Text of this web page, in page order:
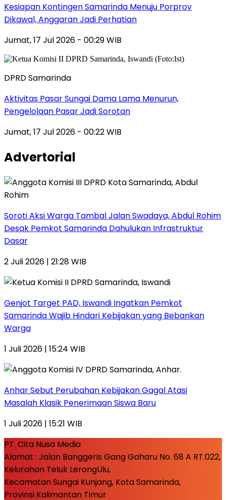
Kesiapan Kontingen Samarinda Menuju Porprov
Dikawal, Anggaran Jadi Perhatian
Jumat, 17 Jul 2026 - 00:29 WIB
DPRD Samarinda
Aktivitas Pasar Sungai Dama Lama Menurun,
Pengelolaan Pasar Jadi Sorotan
Jumat, 17 Jul 2026 - 00:22 WIB
Advertorial
Soroti Aksi Warga Tambal Jalan Swadaya, Abdul Rohim
Desak Pemkot Samarinda Dahulukan Infrastruktur
Dasar
2 Juli 2026 | 21:28 WIB
Genjot Target PAD, Iswandi Ingatkan Pemkot
Samarinda Wajib Hindari Kebijakan yang Bebankan
Warga
1 Juli 2026 | 15:24 WIB
Anhar Sebut Perubahan Kebijakan Gagal Atasi
Masalah Klasik Penerimaan Siswa Baru
1 Juli 2026 | 15:21 WIB
PT. Cita Nusa Media
Alamat : Jalan Banggeris Gang Gaharu No. 68 A RT.022,
Kelurahan Teluk LerongUlu,
Kecamatan Sungai Kunjang, Kota Samarinda,
Provinsi Kalimantan Timur